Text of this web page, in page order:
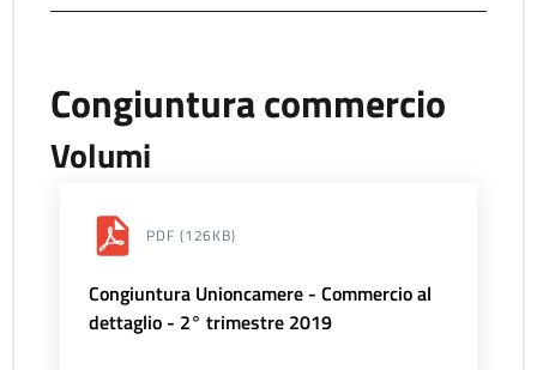
Congiuntura commercio
Volumi
PDF (126KB)
Congiuntura Unioncamere - Commercio al
dettaglio - 2° trimestre 2019